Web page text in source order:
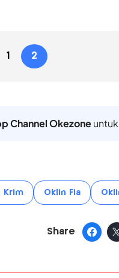
1 2
Channel Okezoneuntuk
Krim Oklin Fia
Share